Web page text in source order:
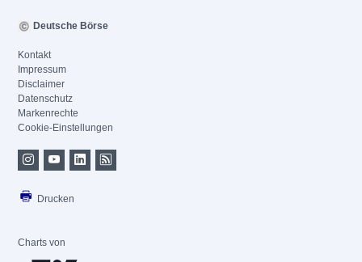
Deutsche Börse
Kontakt
Impressum
Disclaimer
Datenschutz
Markenrechte
Cookie-Einstellungen
Drucken
Charts von